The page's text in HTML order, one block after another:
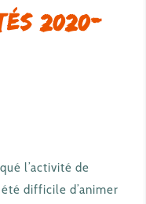
2020-
l’activité de
difficile d’animer